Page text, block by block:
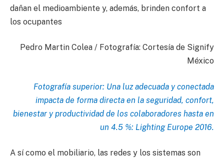
dañan el medioambiente y, además, brinden confort a
los ocupantes
Pedro Martin Colea / Fotografía: Cortesía de Signify
México
Fotografía superior: Una luz adecuada y conectada
impacta de forma directa en la seguridad, confort,
bienestar y productividad de los colaboradores hasta en
un 4.5 %: Lighting Europe 2016.
A sí como el mobiliario, las redes y los sistemas son